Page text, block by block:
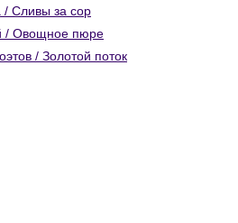
/ Сливы за сор
/ Овощное пюре
/ Золотой поток